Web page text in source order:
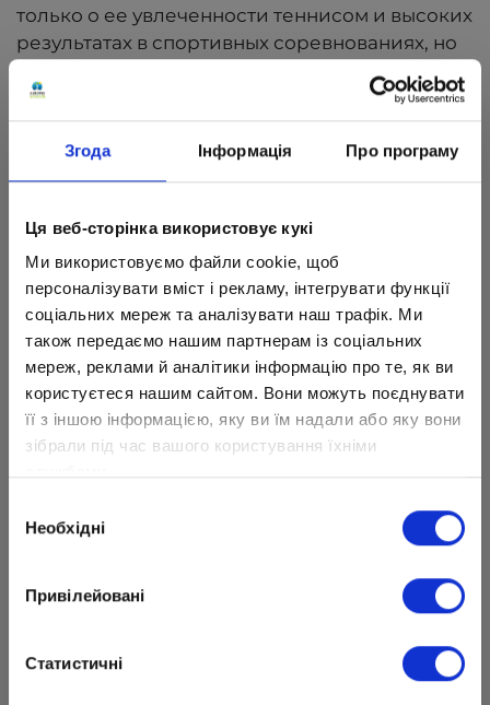
Згода Інформація Про програму
Ця веб-сторінка використовує кукі
Ми використовуємо файли cookie, щоб
персоналізувати вміст і рекламу, інтегрувати функції
соціальних мереж та аналізувати наш трафік. Ми
також передаємо нашим партнерам із соціальних
мереж, реклами й аналітики інформацію про те, як ви
користуєтеся нашим сайтом. Вони можуть поєднувати
її з іншою інформацією, яку ви їм надали або яку вони
зібрали під час вашого користування їхніми
згоди
Необхідні
Привілейовані
Статистичні
только о ее увлеченности теннисом и высоких
результатах в спортивных соревнованиях, но
уверенности в себе, упорстве в достижении
поставленных целей.